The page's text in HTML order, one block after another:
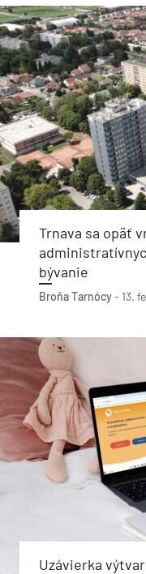
Trnava sa opäť
bývanie
Broňa Tarnócy- 13.
Uzávierka